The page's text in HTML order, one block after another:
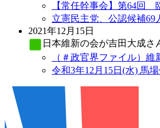
【常任幹事会】第64回
立憲民主党、公認候補
2021年12月15日
日本維新の会が吉田大成さ
（＃政官界ファイル）
令和3年12月15日(水) 馬